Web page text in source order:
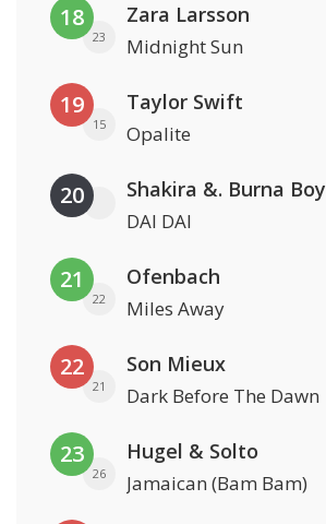
18
23
Zara Larsson
Midnight Sun
19
15
Taylor Swift
Opalite
20 Shakira &. Burna Boy
DAI DAI
21
22
Ofenbach
Miles Away
22
21
Son Mieux
Dark Before The Dawn
23
26
Hugel & Solto
Jamaican (Bam Bam)